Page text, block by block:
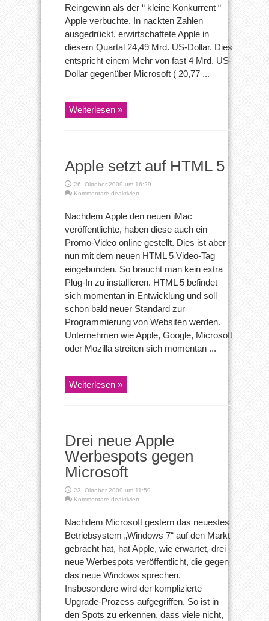
Reingewinn als der “ kleine Konkurrent “
Apple verbuchte. In nackten Zahlen
ausgedrückt, erwirtschaftete Apple in
diesem Quartal 24,49 Mrd. US-Dollar. Dies
entspricht einem Mehr von fast 4 Mrd. US-
Dollar gegenüber Microsoft ( 20,77 ...
Weiterlesen »
Apple setzt auf HTML 5
26. Oktober 2009 um 16:29
Kommentare deaktiviertfür
auf
HTML
Nachdem Apple den neuen iMac
veröffentlichte, haben diese auch ein
Promo-Video online gestellt. Dies ist aber
nun mit dem neuen HTML 5 Video-Tag
eingebunden. So braucht man kein extra
Plug-In zu installieren. HTML 5 befindet
sich momentan in Entwicklung und soll
schon bald neuer Standard zur
Programmierung von Websiten werden.
Unternehmen wie Apple, Google, Microsoft
oder Mozilla streiten sich momentan ...
Weiterlesen »
Drei neue Apple
Werbespots gegen
Microsoft
23. Oktober 2009 um 11:59
Kommentare deaktiviertfür
Apple
Werbespots
gegen
Microsoft
Nachdem Microsoft gestern das neuestes
Betriebsystem „Windows 7“ auf den Markt
gebracht hat, hat Apple, wie erwartet, drei
neue Werbespots veröffentlicht, die gegen
das neue Windows sprechen.
Insbesondere wird der komplizierte
Upgrade-Prozess aufgegriffen. So ist in
den Spots zu erkennen, dass viele nicht,